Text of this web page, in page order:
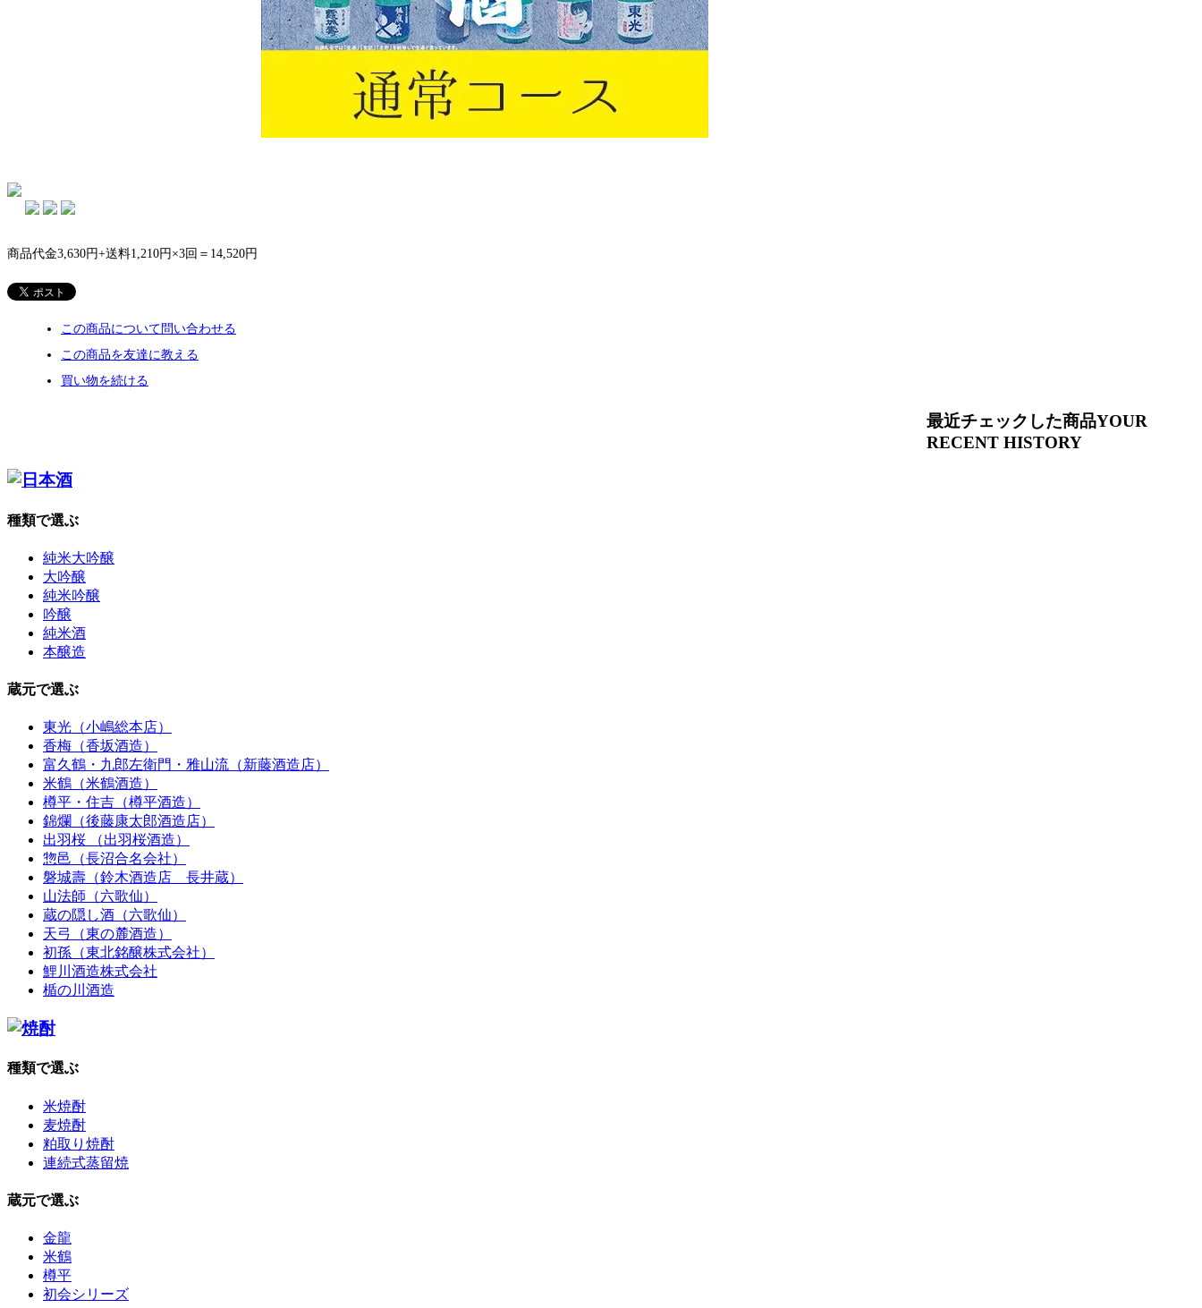
商品代金3,630円+送料1,210円×3回＝14,520円
この商品について問い合わせる
この商品を友達に教える
買い物を続ける
最近チェックした商品YOUR
RECENT HISTORY
種類で選ぶ
純米大吟醸
大吟醸
純米吟醸
吟醸
純米酒
本醸造
蔵元で選ぶ
東光（小嶋総本店）
香梅（香坂酒造）
富久鶴・九郎左衛門・雅山流（新藤酒造店）
米鶴（米鶴酒造）
樽平・住吉（樽平酒造）
錦爛（後藤康太郎酒造店）
出羽桜 （出羽桜酒造）
惣邑（長沼合名会社）
磐城壽（鈴木酒造店 長井蔵）
山法師（六歌仙）
蔵の隠し酒（六歌仙）
天弓（東の麓酒造）
初孫（東北銘醸株式会社）
鯉川酒造株式会社
楯の川酒造
種類で選ぶ
米焼酎
麦焼酎
粕取り焼酎
連続式蒸留焼
蔵元で選ぶ
金龍
米鶴
樽平
初会シリーズ